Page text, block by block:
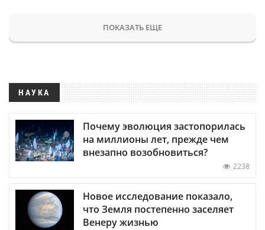
ПОКАЗАТЬ ЕЩЕ
НАУКА
Почему эволюция застопорилась
на миллионы лет, прежде чем
внезапно возобновиться?
2238
Новое исследование показало,
что Земля постепенно заселяет
Венеру жизнью